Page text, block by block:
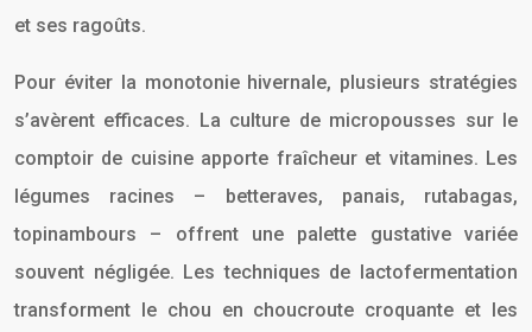
et ses ragoûts.
Pour éviter la monotonie hivernale, plusieurs stratégies
s’avèrent efficaces. La culture de micropousses sur le
comptoir de cuisine apporte fraîcheur et vitamines. Les
légumes racines – betteraves, panais, rutabagas,
topinambours – offrent une palette gustative variée
souvent négligée. Les techniques de lactofermentation
transforment le chou en choucroute croquante et les